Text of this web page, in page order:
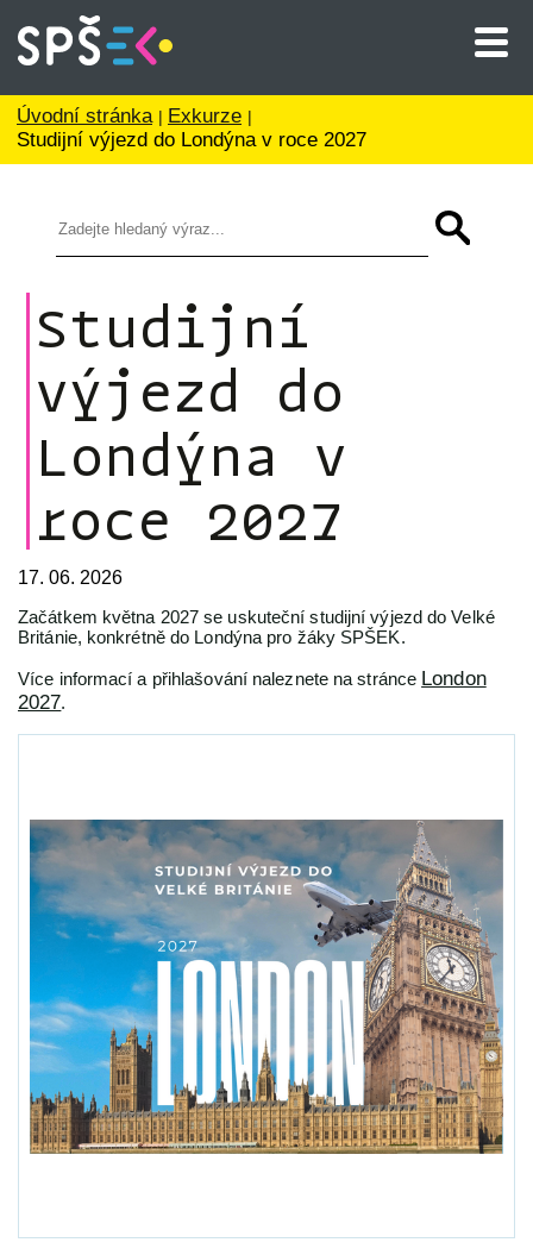
Úvodní stránka
Exkurze
Studijní výjezd do Londýna v roce 2027
Studijní
výjezd do
Londýna v
roce 2027
17. 06. 2026
Začátkem května 2027 se uskuteční studijní výjezd do Velké
Británie, konkrétně do Londýna pro žáky SPŠEK.
Více informací a přihlašování naleznete na stránce London
2027.